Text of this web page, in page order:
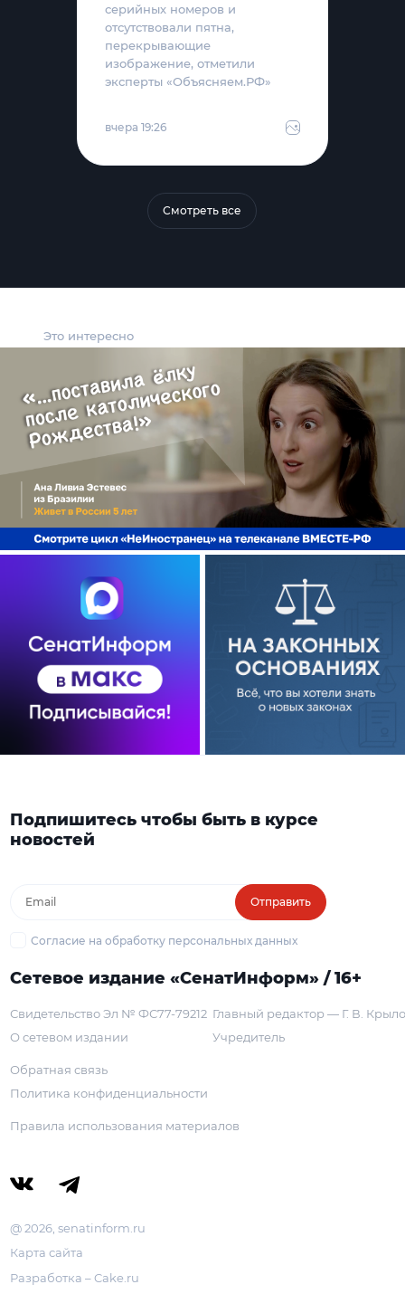
Это интересно
серийных номеров и
отсутствовали пятна,
перекрывающие
изображение, отметили
эксперты «Объясняем.РФ»
вчера 19:26
Смотреть все
Подпишитесь чтобы быть в курсе
новостей
Отправить
Согласие на обработку персональных данных
Сетевое издание «СенатИнформ» / 16+
Свидетельство Эл № ФС77-79212
О сетевом издании
Главный редактор — Г. В.
Учредитель
Обратная связь
Политика конфиденциальности
Правила использования материалов
@ 2026, senatinform.ru
Карта сайта
Разработка – Cake.ru